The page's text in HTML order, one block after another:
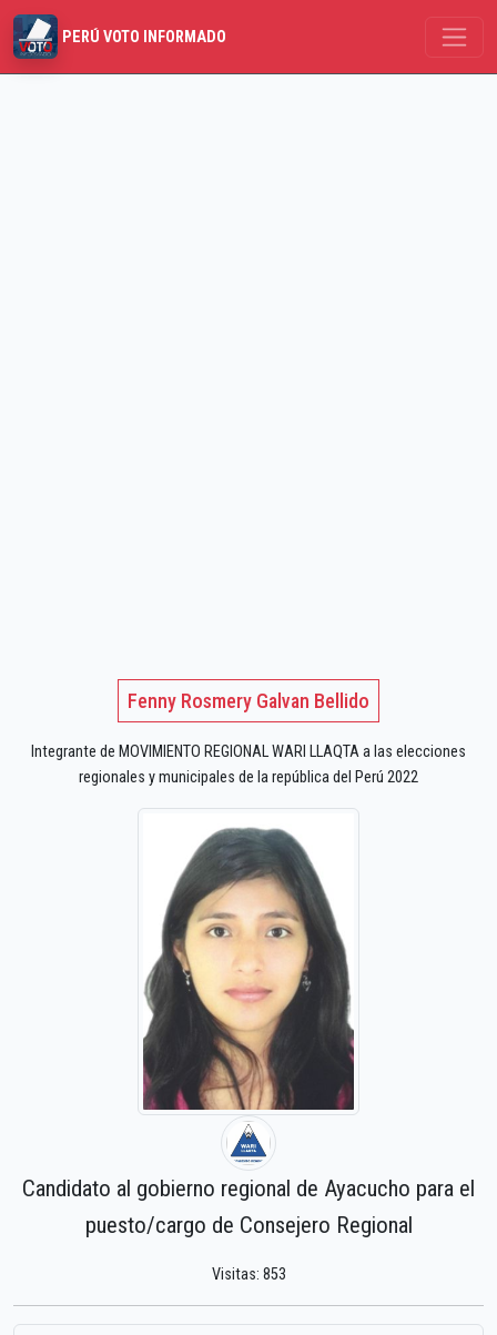
PERÚ VOTO INFORMADO
Fenny Rosmery Galvan Bellido
Integrante de MOVIMIENTO REGIONAL WARI LLAQTA a las elecciones
regionales y municipales de la república del Perú 2022
Candidato al gobierno regional de Ayacucho para el
puesto/cargo de Consejero Regional
Visitas: 853